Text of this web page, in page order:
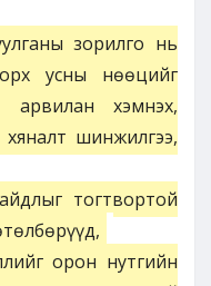
зорилго нь
усны нөөцийг
арвилан хэмнэх,
шинжилгээ,
тогтвортой
орон нутгийн